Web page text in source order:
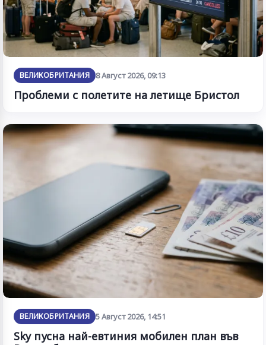
ВЕЛИКОБРИТАНИЯ 8 Август 2026, 09:13
Проблеми с полетите на летище Бристол
ВЕЛИКОБРИТАНИЯ 5 Август 2026, 14:51
Sky пусна най-евтиния мобилен план във